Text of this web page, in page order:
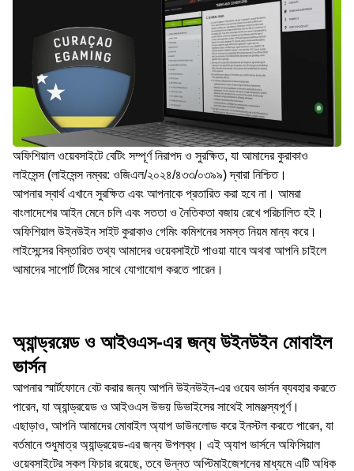
অফিশিয়াল ওয়েবসাইটে বেটিং সম্পূর্ণ নিরাপদ ও সুরক্ষিত, যা আমাদের কুরাকাও
লাইসেন্স (লাইসেন্স নম্বর: ওজিএল/২০২৪/৪৩৩/০৩৯৯) দ্বারা নিশ্চিত।
আপনার স্বার্থ এখানে সুরক্ষিত এবং আপনাকে প্রতারিত করা হবে না। আমরা
বাংলাদেশের আইন মেনে চলি এবং সততা ও নৈতিকতা বজায় রেখে পরিচালিত হই।
অফিশিয়াল উইনউইন সাইট কুরাকাও গেমিং কমিশনের সমস্ত নিয়ম মান্য করে।
লাইসেন্সের বিস্তারিত তথ্য আমাদের ওয়েবসাইটে পাওয়া যাবে অথবা আপনি চাইলে
আমাদের সাপোর্ট টিমের সাথে যোগাযোগ করতে পারেন।
অ্যান্ড্রয়েড ও আইওএস-এর জন্য উইনউইন মোবাইল
ভার্সন
আপনার স্মার্টফোনে বেট করার জন্য আপনি উইনউইন-এর ওয়েব ভার্সন ব্যবহার করতে
পারেন, যা অ্যান্ড্রয়েড ও আইওএস উভয় ডিভাইসের সাথেই সামঞ্জস্যপূর্ণ।
এছাড়াও, আপনি আমাদের মোবাইল অ্যাপ ডাউনলোড করে ইনস্টল করতে পারেন, যা
বর্তমানে শুধুমাত্র অ্যান্ড্রয়েড-এর জন্য উপলব্ধ। এই অ্যাপ ভার্সনে অফিসিয়াল
ওয়েবসাইটের সকল ফিচার রয়েছে, তবে উন্নত অপ্টিমাইজেশনের মাধ্যমে এটি অধিক